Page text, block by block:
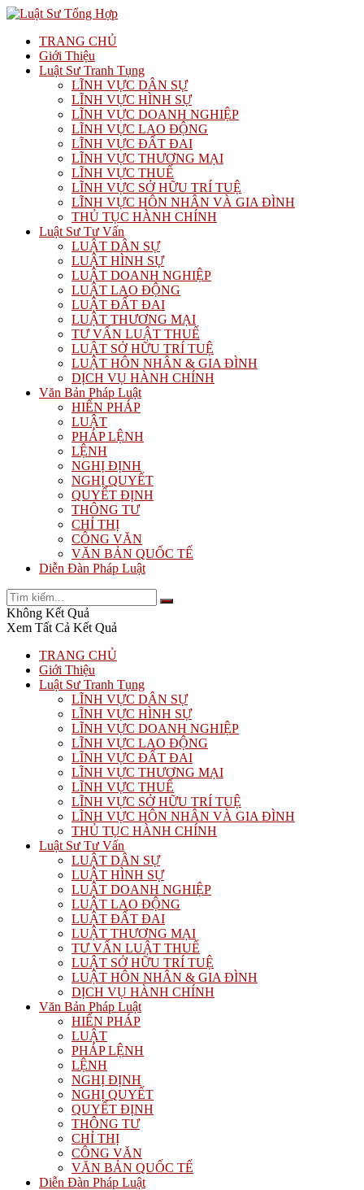
TRANG CHỦ
Giới Thiệu
Luật Sư Tranh Tụng
LĨNH VỰC DÂN SỰ
LĨNH VỰC HÌNH SỰ
LĨNH VỰC DOANH NGHIỆP
LĨNH VỰC LAO ĐỘNG
LĨNH VỰC ĐẤT ĐAI
LĨNH VỰC THƯƠNG MẠI
LĨNH VỰC THUẾ
LĨNH VỰC SỞ HỮU TRÍ TUỆ
LĨNH VỰC HÔN NHÂN VÀ GIA ĐÌNH
THỦ TỤC HÀNH CHÍNH
Luật Sư Tư Vấn
LUẬT DÂN SỰ
LUẬT HÌNH SỰ
LUẬT DOANH NGHIỆP
LUẬT LAO ĐỘNG
LUẬT ĐẤT ĐAI
LUẬT THƯƠNG MẠI
TƯ VẤN LUẬT THUẾ
LUẬT SỞ HỮU TRÍ TUỆ
LUẬT HÔN NHÂN & GIA ĐÌNH
DỊCH VỤ HÀNH CHÍNH
Văn Bản Pháp Luật
HIẾN PHÁP
LUẬT
PHÁP LỆNH
LỆNH
NGHỊ ĐỊNH
NGHỊ QUYẾT
QUYẾT ĐỊNH
THÔNG TƯ
CHỈ THỊ
CÔNG VĂN
VĂN BẢN QUỐC TẾ
Diễn Đàn Pháp Luật
Không Kết Quả
Xem Tất Cả Kết Quả
TRANG CHỦ
Giới Thiệu
Luật Sư Tranh Tụng
LĨNH VỰC DÂN SỰ
LĨNH VỰC HÌNH SỰ
LĨNH VỰC DOANH NGHIỆP
LĨNH VỰC LAO ĐỘNG
LĨNH VỰC ĐẤT ĐAI
LĨNH VỰC THƯƠNG MẠI
LĨNH VỰC THUẾ
LĨNH VỰC SỞ HỮU TRÍ TUỆ
LĨNH VỰC HÔN NHÂN VÀ GIA ĐÌNH
THỦ TỤC HÀNH CHÍNH
Luật Sư Tư Vấn
LUẬT DÂN SỰ
LUẬT HÌNH SỰ
LUẬT DOANH NGHIỆP
LUẬT LAO ĐỘNG
LUẬT ĐẤT ĐAI
LUẬT THƯƠNG MẠI
TƯ VẤN LUẬT THUẾ
LUẬT SỞ HỮU TRÍ TUỆ
LUẬT HÔN NHÂN & GIA ĐÌNH
DỊCH VỤ HÀNH CHÍNH
Văn Bản Pháp Luật
HIẾN PHÁP
LUẬT
PHÁP LỆNH
LỆNH
NGHỊ ĐỊNH
NGHỊ QUYẾT
QUYẾT ĐỊNH
THÔNG TƯ
CHỈ THỊ
CÔNG VĂN
VĂN BẢN QUỐC TẾ
Diễn Đàn Pháp Luật